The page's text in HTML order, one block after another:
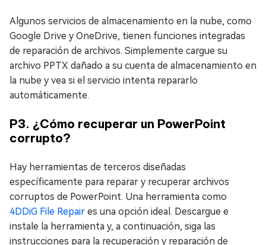
Algunos servicios de almacenamiento en la nube, como
Google Drive y OneDrive, tienen funciones integradas
de reparación de archivos. Simplemente cargue su
archivo PPTX dañado a su cuenta de almacenamiento en
la nube y vea si el servicio intenta repararlo
automáticamente.
P3. ¿Cómo recuperar un PowerPoint
corrupto?
Hay herramientas de terceros diseñadas
específicamente para reparar y recuperar archivos
corruptos de PowerPoint. Una herramienta como
4DDiG File Repair es una opción ideal. Descargue e
instale la herramienta y, a continuación, siga las
instrucciones para la recuperación y reparación de